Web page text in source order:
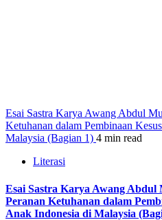
Esai Sastra Karya Awang Abdul
Ketuhanan dalam Pembinaan
Malaysia (Bagian 1) 4 min read
Literasi
Esai Sastra Karya Awang Abdul
Peranan Ketuhanan dalam
Anak Indonesia di Malaysia